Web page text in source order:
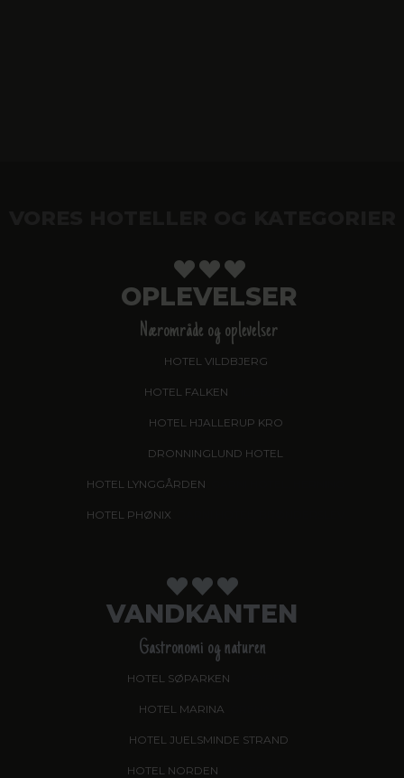
OPLEVELSER
Nærområde og oplevelser
HOTEL VILDBJERG
HOTEL FALKEN
HOTEL HJALLERUP KRO
DRONNINGLUND HOTEL
HOTEL LYNGGÅRDEN
HOTEL PHØNIX
VANDKANTEN
Gastronomi og naturen
HOTEL SØPARKEN
HOTEL MARINA
HOTEL JUELSMINDE STRAND
HOTEL NORDEN